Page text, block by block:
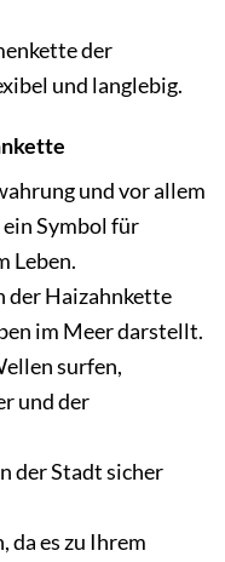
der
und langlebig.
und vor allem
ein Symbol für
Leben.
der Haizahnkette
im Meer darstellt.
surfen,
und der
der Stadt sicher
da es zu Ihrem